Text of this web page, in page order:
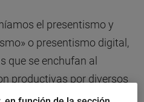
el presentismo y
o presentismo digital,
que se enchufan al
productivas por diversos
ajenos como propios”.